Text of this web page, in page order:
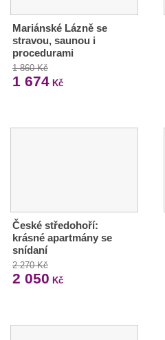
Mariánské Lázně se
stravou, saunou i
procedurami
1 860 Kč
1 674 Kč
České středohoří:
krásné apartmány se
snídaní
2 270 Kč
2 050 Kč